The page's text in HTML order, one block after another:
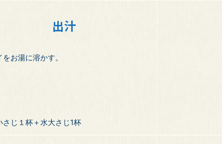
出汁
お湯に溶かす。
じ１杯＋水大さじ1杯